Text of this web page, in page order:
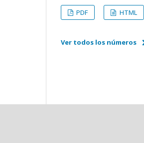
PDF
HTML
Ver todos los números